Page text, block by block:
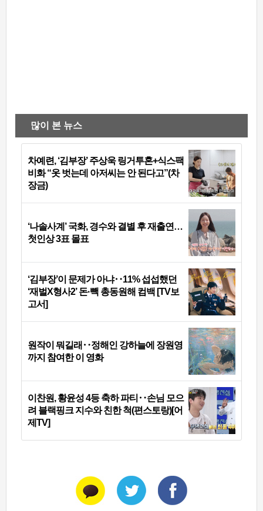
많이 본 뉴스
차예련, ‘김부장’ 주상욱 링거투혼+식스팩
비화 “옷 벗는데 아저씨는 안 된다고”(차
장금)
‘나솔사계’ 국화, 경수와 결별 후 재출연…
첫인상 3표 몰표
‘김부장’이 문제가 아냐‥11% 섭섭했던
‘재벌X형사2’ 돈·빽 총동원해 컴백 [TV보
고서]
원작이 뭐길래‥정해인 강하늘에 장원영
까지 참여한 이 영화
이찬원, 황윤성 4등 축하 파티‥손님 모으
려 블랙핑크 지수와 친한 척(편스토랑)[어
제TV]